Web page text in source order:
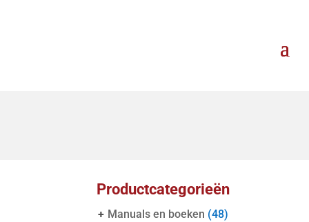
Productcategorieën
+ Manuals en boeken (48)